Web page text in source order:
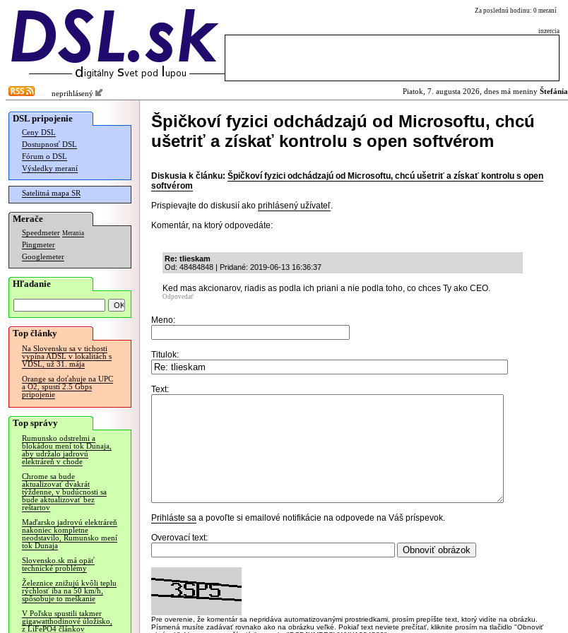
Za poslednú hodinu: 0 meraní
inzercia
neprihlásený Piatok, 7. augusta 2026, dnes má meniny Štefánia
DSL pripojenie
Ceny DSL
Dostupnosť DSL
Fórum o DSL
Výsledky meraní
Satelitná mapa SR
Merače
Speedmeter Merania
Pingmeter
Googlemeter
Hľadanie
Top články
Na Slovensku sa v tichosti
vypína ADSL v lokalitách s
VDSL, už 31. mája
Orange sa doťahuje na UPC
a O2, spustí 2.5 Gbps
pripojenie
Top správy
Rumunsko odstrelmi a
blokádou mení tok Dunaja,
aby udržalo jadrovú
elektráreň v chode
Chrome sa bude
aktualizovať dvakrát
týždenne, v budúcnosti sa
bude aktualizovať bez
reštartov
Maďarsko jadrovú elektráreň
nakoniec kompletne
neodstavilo, Rumunsko mení
tok Dunaja
Slovensko.sk má opäť
technické problémy
Železnice znižujú kvôli teplu
rýchlosť iba na 50 km/h,
spôsobuje to meškanie
V Poľsku spustili takmer
gigawatthodinové úložisko,
z LiFePO4 článkov
Špičkoví fyzici odchádzajú od Microsoftu, chcú
ušetriť a získať kontrolu s open softvérom
Diskusia k článku: Špičkoví fyzici odchádzajú od Microsoftu, chcú ušetriť a získať kontrolu s open
softvérom
Prispievajte do diskusií ako prihlásený užívateľ.
Komentár, na ktorý odpovedáte:
Re: tlieskam
Od: 48484848 | Pridané: 2019-06-13 16:36:37
Ked mas akcionarov, riadis as podla ich priani a nie podla toho, co chces Ty ako CEO.
Odpovedať
Meno:
Titulok:
Text:
Prihláste sa a povoľte si emailové notifikácie na odpovede na Váš príspevok.
Overovací text:
Pre overenie, že komentár sa nepridáva automatizovanými prostriedkami, prosím prepíšte text, ktorý vidíte na obrázku.
Písmená musíte zadávať rovnako ako na obrázku veľké. Pokiaľ text neviete prečítať, kliknite prosím na tlačidlo "Obnoviť